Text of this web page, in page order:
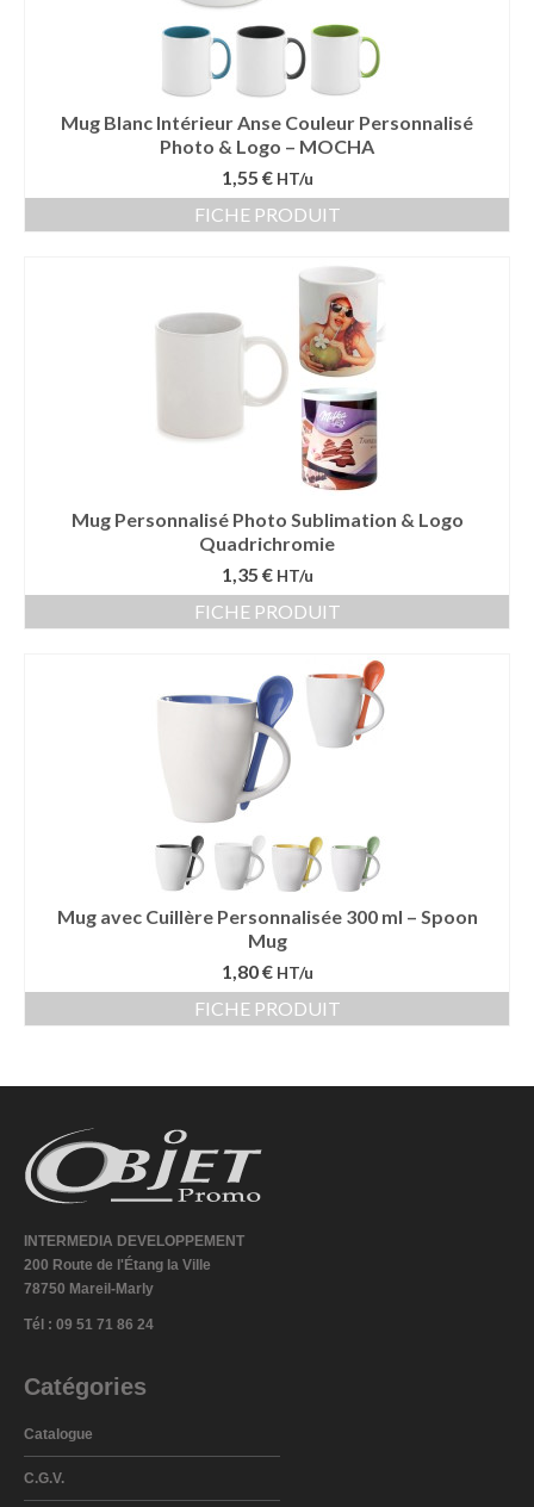
Mug Blanc Intérieur Anse Couleur Personnalisé
Photo & Logo – MOCHA
1,55 € HT/u
FICHE PRODUIT
Mug Personnalisé Photo Sublimation & Logo
Quadrichromie
1,35 € HT/u
FICHE PRODUIT
Mug avec Cuillère Personnalisée 300 ml – Spoon
Mug
1,80 € HT/u
FICHE PRODUIT
INTERMEDIA DEVELOPPEMENT
200 Route de l'Étang la Ville
78750 Mareil-Marly
Tél : 09 51 71 86 24
Catégories
Catalogue
C.G.V.